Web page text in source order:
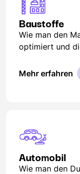
Baustoffe
Wie man den
optimiert und
Mehr erfahren
Automobil
Wie man den